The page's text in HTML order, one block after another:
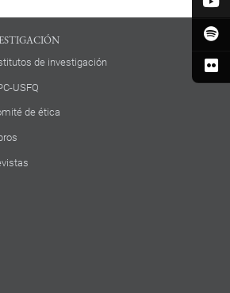
de investigación
USFQ
de ética